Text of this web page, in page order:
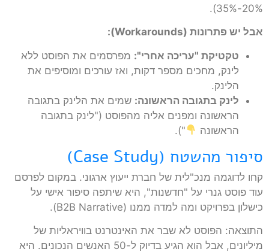
20%-35%).
אבל יש פתרונות (Workarounds):
טקטיקת "עריכה אחרי": מפרסמים את הפוסט ללא
לינק, מחכים מספר דקות, ואז עורכים ומוסיפים את
הלינק.
לינק בתגובה הראשונה: שמים את הלינק בתגובה
הראשונה ומפנים אליה מהפוסט ("לינק בתגובה
הראשונה
").
סיפור מהשטח (Case Study)
קחו לדוגמה מנכ"לית של חברת ייעוץ ארגוני. במקום לפרסם
עוד פוסט גנרי על "חדשנות", היא שיתפה סיפור אישי על
כישלון בפרויקט ומה למדה ממנו (B2B Narrative).
התוצאה: הפוסט לא שבר את האינטרנט בוויראליות של
מיליונים, אבל הוא הגיע בדיוק ל-50 האנשים הנכונים. היא